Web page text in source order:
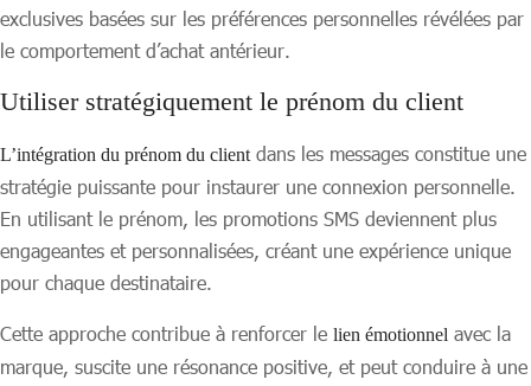
exclusives basées sur les préférences personnelles révélées par
le comportement d’achat antérieur.
Utiliser stratégiquement le prénom du client
L’intégration du prénom du client dans les messages constitue une
stratégie puissante pour instaurer une connexion personnelle.
En utilisant le prénom, les promotions SMS deviennent plus
engageantes et personnalisées, créant une expérience unique
pour chaque destinataire.
Cette approche contribue à renforcer le lien émotionnel avec la
marque, suscite une résonance positive, et peut conduire à une